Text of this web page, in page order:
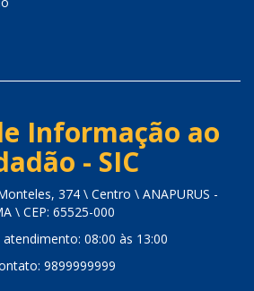
Informação ao
- SIC
374 \ Centro \ ANAPURUS -
\ CEP: 65525-000
08:00 às 13:00
9899999999